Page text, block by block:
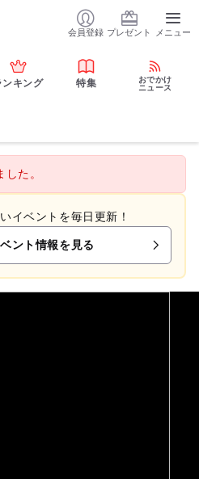
会員登録 プレゼント メニュー
ンキング 特集
おでかけ
ニュース
た。
イベントを毎日更新！
ント情報を見る